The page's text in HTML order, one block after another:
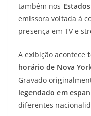
também nos
emissora voltada à
presença em TV e
A exibição acontece
horário de Nova
Gravado
legendado em
diferentes